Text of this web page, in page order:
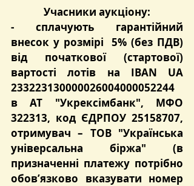
Учасники аукціону:
- сплачують гарантійний
внесок у розмірі 5% (без ПДВ)
від початкової (стартової)
вартості лотів на
233223130000026004000052244
в АТ "Укрексімбанк"
322313, код ЄДРПОУ 25158707,
отримувач – ТОВ "Українська
універсальна біржа" (в
призначенні платежу потрібно
обов’язково вказувати номер